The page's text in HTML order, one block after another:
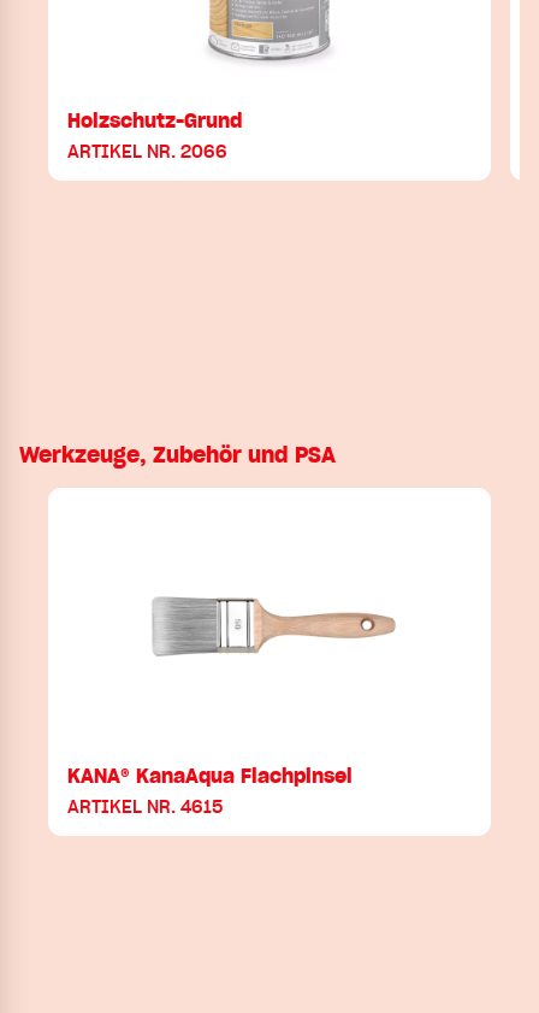
Holzschutz-Grund
ARTIKEL NR. 2066
Werkzeuge, Zubehör und PSA
KANA® KanaAqua Flachpinsel
ARTIKEL NR. 4615